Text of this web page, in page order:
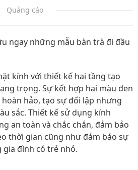
Quảng cáo
ngay những mẫu bàn trà đi đầu
kính với thiết kế hai tầng tạo
trọng. Sự kết hợp hai màu đen
hảo, tạo sự đối lập nhưng
sắc. Thiết kế sử dụng kính
an toàn và chắc chắn, đảm bảo
thời gian cũng như đảm bảo sự
đình có trẻ nhỏ.